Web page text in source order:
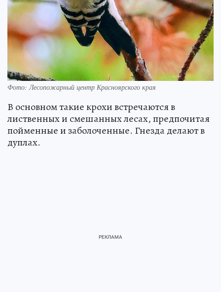
Фото: Лесопожарный центр Красноярского края
В основном такие крохи встречаются в
лиственных и смешанных лесах, предпочитая
пойменные и заболоченные. Гнезда делают в
дуплах.